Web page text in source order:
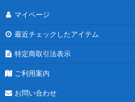
マイページ
最近チェックしたアイテム
特定商取引法表示
ご利用案内
お問い合わせ